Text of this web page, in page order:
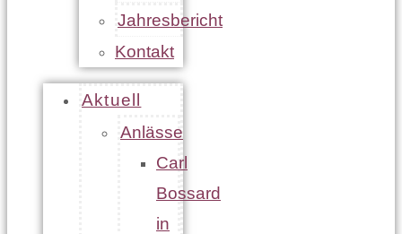
Jahresbericht
Kontakt
Aktuell
Anlässe
Carl
Bossard
in